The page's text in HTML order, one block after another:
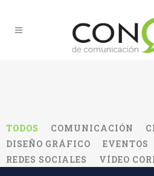
TODOS COMUNICACIÓN
DISEÑO GRÁFICO
EVENTOS
REDES SOCIALES
VÍDEO